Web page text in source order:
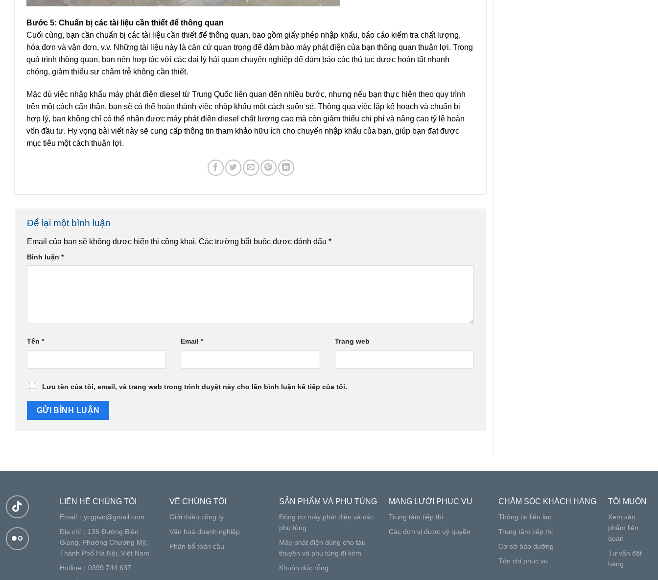
Bước 5: Chuẩn bị các tài liệu cần thiết để thông quan
Cuối cùng, bạn cần chuẩn bị các tài liệu cần thiết để thông quan, bao gồm giấy phép nhập khẩu, báo cáo kiểm tra chất lượng,
hóa đơn và vận đơn, v.v. Những tài liệu này là căn cứ quan trọng để đảm bảo máy phát điện của bạn thông quan thuận lợi. Trong
quá trình thông quan, bạn nên hợp tác với các đại lý hải quan chuyên nghiệp để đảm bảo các thủ tục được hoàn tất nhanh
chóng, giảm thiểu sự chậm trễ không cần thiết.
Mặc dù việc nhập khẩu máy phát điện diesel từ Trung Quốc liên quan đến nhiều bước, nhưng nếu bạn thực hiện theo quy trình
trên một cách cẩn thận, bạn sẽ có thể hoàn thành việc nhập khẩu một cách suôn sẻ. Thông qua việc lập kế hoạch và chuẩn bị
hợp lý, bạn không chỉ có thể nhận được máy phát điện diesel chất lượng cao mà còn giảm thiểu chi phí và nâng cao tỷ lệ hoàn
vốn đầu tư. Hy vọng bài viết này sẽ cung cấp thông tin tham khảo hữu ích cho chuyến nhập khẩu của bạn, giúp bạn đạt được
mục tiêu một cách thuận lợi.
Để lại một bình luận
Email của bạn sẽ không được hiển thị công khai. Các trường bắt buộc được đánh dấu *
Bình luận *
Tên * Email* Trang web
Lưu tên của tôi, email, và trang web trong trình duyệt này cho lần bình luận kế tiếp của tôi.
LIÊN HỆ CHÚNG TÔI
Email： ycgpvn@gmail.com
Địa chỉ：136 Đường Biên
Giang, Phường Chương Mỹ,
Thành Phố Hà Nội, Việt Nam
Hotline：0399.744.637
VỀ CHÚNG TÔI
Giới thiệu công ty
Văn hoá doanh nghiệp
Phân bố toàn cầu
SẢN PHẨM VÀ PHỤ TÙNG
Động cơ máy phát điện và các
phụ tùng
Máy phát điện dùng cho tàu
thuyền và phụ tùng đi kèm
Khuôn đúc rỗng
MẠNG LƯỚI PHỤC VỤ
Trung tâm tiếp thị
Các đơn vị được uỷ quyền
CHĂM SÓC KHÁCH HÀNG
Thông tin liên lạc
Trung tâm tiếp thị
Cơ sở bảo dưỡng
Tôn chỉ phục vụ
TÔI MUỐN
Xem sản
phẩm liên
quan
Tư vấn đặt
hàng